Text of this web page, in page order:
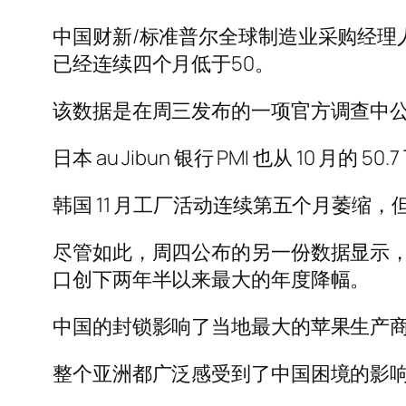
中国财新/标准普尔全球制造业采购经理
已经连续四个月低于50。
该数据是在周三发布的一项官方调查中
日本 au Jibun 银行 PMI 也从 10 月的
韩国 11 月工厂活动连续第五个月萎缩
尽管如此，周四公布的另一份数据显示
口创下两年半以来最大的年度降幅。
中国的封锁影响了当地最大的苹果生产
整个亚洲都广泛感受到了中国困境的影